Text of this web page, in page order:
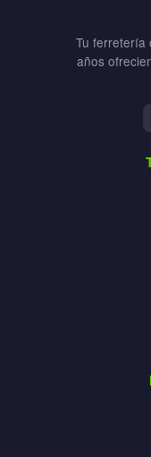
Tu ferretería
años